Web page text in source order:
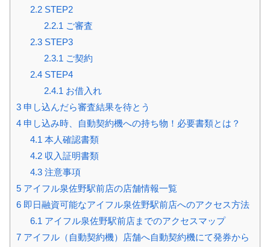
2.2STEP2
2.2.1 ご審査
2.3STEP3
2.3.1 ご契約
2.4STEP4
2.4.1 お借入れ
3 申し込んだら審査結果を待とう
4 申し込み時、自動契約機への持ち物！必要書類とは？
4.1 本人確認書類
4.2収入証明書類
4.3注意事項
5 アイフル泉佐野駅前店の店舗情報一覧
6 即日融資可能なアイフル泉佐野駅前店へのアクセス方法
6.1 アイフル泉佐野駅前店までのアクセスマップ
7 アイフル（自動契約機）店舗へ自動契約機にて発券から